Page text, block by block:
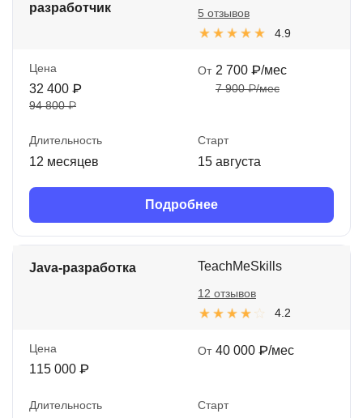
разработчик
4.9
5 отзывов
Цена
32 400 ₽
94 800 ₽
От 2 700 ₽/мес
7 900 ₽/мес
Длительность
12 месяцев
Старт
15 августа
Подробнее
Java-разработка TeachMeSkills
4.2
12 отзывов
Цена
115 000 ₽
От 40 000 ₽/мес
Длительность Старт